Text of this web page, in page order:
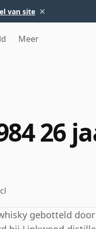
van site ×
Meer
26
gebotteld